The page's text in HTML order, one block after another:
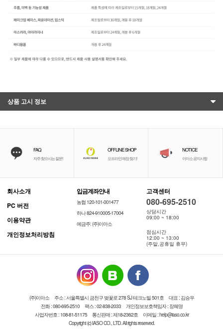
상품 고시 정보
FAQ
자주 찾으시는 질문!
OFFLINE SHOP
오프라인 매장 찾기!
NOTICE
이이소 공지사항
회사소개
PC 버전
이용약관
개인정보처리방침
입금계좌안내
농협 120-101-001477
하나 824-910005-17004
예금주: (주)이아소
고객센터
080-695-2510
상담시간
09:00 ~ 18:00
점심시간
12:00 ~ 13:00
(주말,공휴일 휴무)
(주)이아소 주소 : 서울특별시 금천구 벚꽃로 278 SJ 테크노빌 501호
대표 : 김승우
전화 : 080-695-2510
팩스 : 02-838-2033
개인정보보호책임자 : 장혜영
사업자번호 : 108-81-51175
통신판매 : 제18-2362호
이메일 : help@iaso.co.kr
Copyright (c) IASO CO., LTD. All rights reserved.